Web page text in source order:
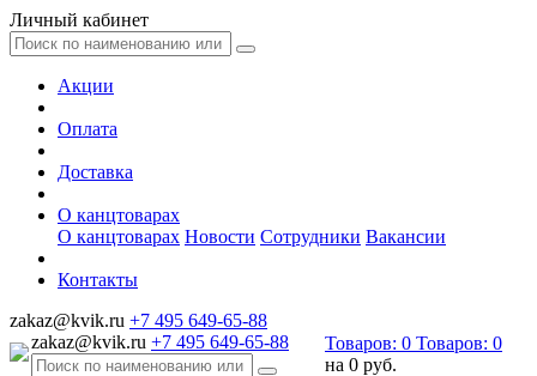
Личный кабинет
Акции
Оплата
Доставка
О канцтоварах
О канцтоварах Новости Сотрудники Вакансии
Контакты
zakaz@kvik.ru +7 495 649-65-88
zakaz@kvik.ru +7 495 649-65-88 Товаров: 0 Товаров: 0
на 0 руб.